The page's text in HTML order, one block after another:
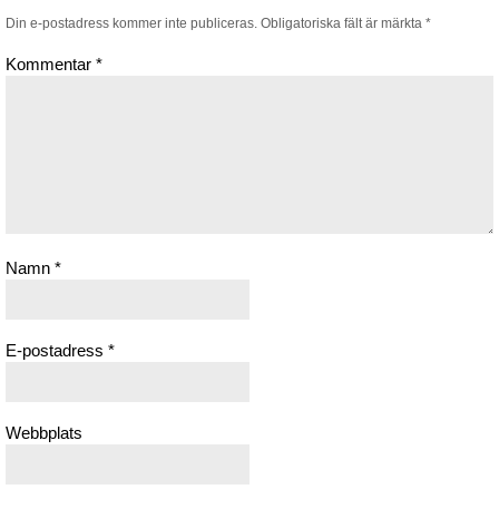
Din e-postadress kommer inte publiceras. Obligatoriska fält är märkta *
Kommentar *
Namn *
E-postadress *
Webbplats